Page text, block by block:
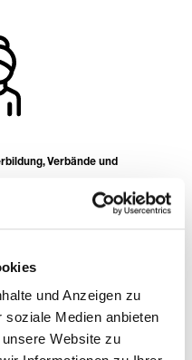
und Anzeigen zu
soziale Medien anbieten
Website zu
Verbände und
Baden-
zu
an und
in Sachen
Menschen, die